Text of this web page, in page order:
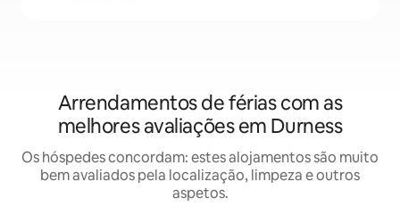
Arrendamentos de férias com as
melhores avaliações em Durness
Os hóspedes concordam: estes alojamentos são muito
bem avaliados pela localização, limpeza e outros
aspetos.